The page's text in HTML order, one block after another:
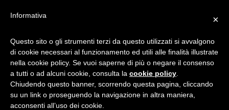
NEWS
×
Informativa
Questo sito o gli strumenti terzi da questo utilizzati si avvalgono
di cookie necessari al funzionamento ed utili alle finalità illustrate
nella cookie policy. Se vuoi saperne di più o negare il consenso
a tutti o ad alcuni cookie, consulta la cookie policy
Chiudendo questo banner, scorrendo questa pagina, cliccando
su un link o proseguendo la navigazione in altra maniera,
acconsenti all’uso dei cookie.